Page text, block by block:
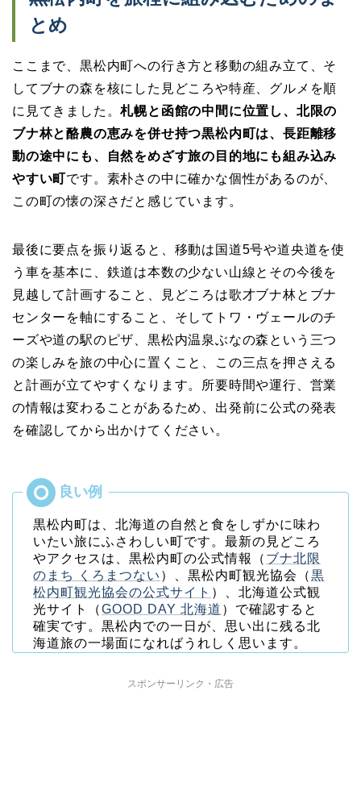
とめ
ここまで、黒松内町への行き方と移動の組み立て、そ
してブナの森を核にした見どころや特産、グルメを順
に見てきました。札幌と函館の中間に位置し、北限の
ブナ林と酪農の恵みを併せ持つ黒松内町は、長距離移
動の途中にも、自然をめざす旅の目的地にも組み込み
やすい町です。素朴さの中に確かな個性があるのが、
この町の懐の深さだと感じています。
最後に要点を振り返ると、移動は国道5号や道央道を使
う車を基本に、鉄道は本数の少ない山線とその今後を
見越して計画すること、見どころは歌才ブナ林とブナ
センターを軸にすること、そしてトワ・ヴェールのチ
ーズや道の駅のピザ、黒松内温泉ぶなの森という三つ
の楽しみを旅の中心に置くこと、この三点を押さえる
と計画が立てやすくなります。所要時間や運行、営業
の情報は変わることがあるため、出発前に公式の発表
を確認してから出かけてください。
黒松内町は、北海道の自然と食をしずかに味わ
いたい旅にふさわしい町です。最新の見どころ
やアクセスは、黒松内町の公式情報（ ブナ北限
のまち くろまつない ）、黒松内町観光協会（黒
松内町観光協会の公式サイト ）、北海道公式観
光サイト（GOOD DAY 北海道 ）で確認すると
確実です。黒松内での一日が、思い出に残る北
海道旅の一場面になればうれしく思います。
スポンサーリンク・広告